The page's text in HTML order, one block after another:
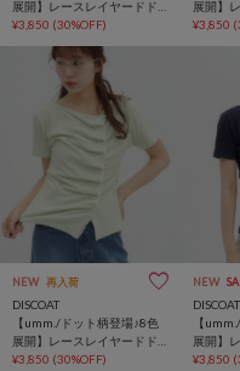
展開】レースレイヤードド
レープ半袖プルオーバー
¥3,850 (30%OFF)
展開】
レープ
¥3,850
NEW 再入荷
DISCOAT
【umm./ドット柄登場♪8色
展開】レースレイヤードド
レープ半袖プルオーバー
¥3,850 (30%OFF)
NEW
DISCOAT
【
展開】
レープ
¥3,850